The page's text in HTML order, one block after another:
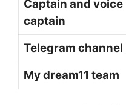
Captain and voice
captain
Telegram channel
My dream11 team